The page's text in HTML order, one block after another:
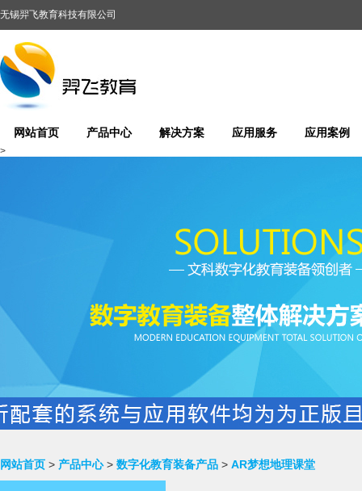
无锡羿飞教育科技有限公司
网站首页 产品中心 解决方案 应用服务 应用案例
>
网站首页 > 产品中心> 数字化教育装备产品 > AR梦想地理课堂